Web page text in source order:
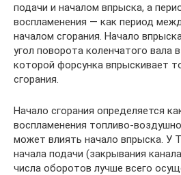
подачи и началом впрыска, а
воспламенения — как период
началом сгорания. Начало
угол поворота коленчатого вала
которой форсунка впрыскивает
сгорания.
Начало сгорания определяется
воспламенения топливо-
может влиять начало впрыска. У
начала подачи (закрывания
числа оборотов лучше всего